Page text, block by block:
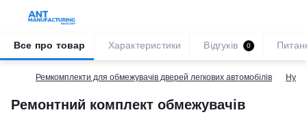
Ремкомплекти для обмежувачів дверей легкових автомобілів
Ремонтний комплект обмежувачів
Все про товар Характеристики Відгуків 0